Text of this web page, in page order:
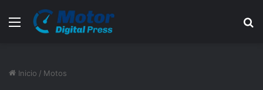
Menú
Inicio / Motos